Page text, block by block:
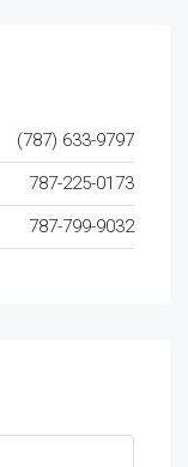
(787) 633-9797
787-225-0173
787-799-9032